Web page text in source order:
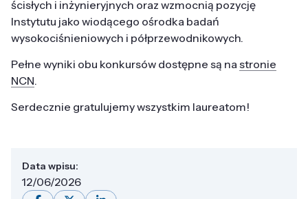
ścisłych i inżynieryjnych oraz wzmocnią pozycję
Instytutu jako wiodącego ośrodka badań
wysokociśnieniowych i półprzewodnikowych.
Pełne wyniki obu konkursów dostępne są na stronie
NCN.
Serdecznie gratulujemy wszystkim laureatom!
Data wpisu:
12/06/2026